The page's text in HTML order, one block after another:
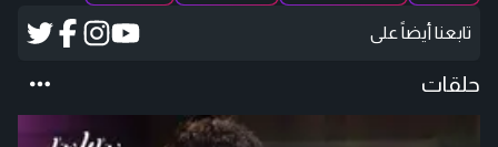
تابعنا أيضاً على
حلقات